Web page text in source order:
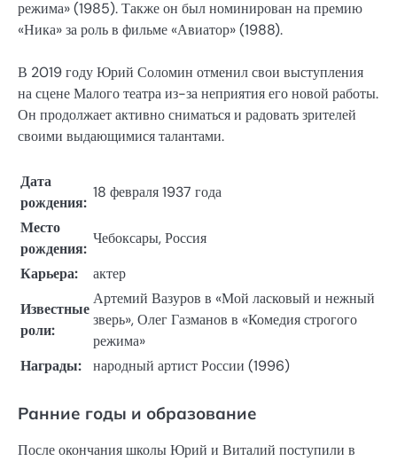
режима» (1985). Также он был номинирован на премию
«Ника» за роль в фильме «Авиатор» (1988).
В 2019 году Юрий Соломин отменил свои выступления
на сцене Малого театра из-за неприятия его новой работы.
Он продолжает активно сниматься и радовать зрителей
своими выдающимися талантами.
Дата
рождения:
18 февраля 1937 года
Место
рождения:
Чебоксары, Россия
Карьера:
актер
Известные
роли:
Артемий Вазуров в «Мой ласковый и нежный
зверь», Олег Газманов в «Комедия строгого
режима»
Награды:
народный артист России (1996)
Ранние годы и образование
После окончания школы Юрий и Виталий поступили в